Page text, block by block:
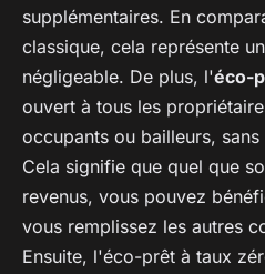
supplémentaires. En
classique, cela représente
négligeable. De plus, l'éco-
ouvert à tous les
occupants ou bailleurs,
Cela signifie que quel que
revenus, vous pouvez
vous remplissez les autres
Ensuite, l'éco-prêt à taux